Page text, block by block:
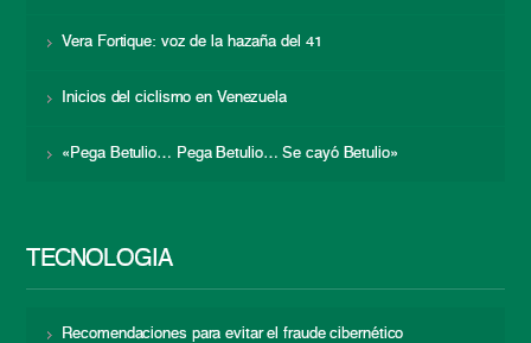
Vera Fortique: voz de la hazaña del 41
Inicios del ciclismo en Venezuela
«Pega Betulio… Pega Betulio… Se cayó Betulio»
TECNOLOGÍA
Recomendaciones para evitar el fraude cibernético